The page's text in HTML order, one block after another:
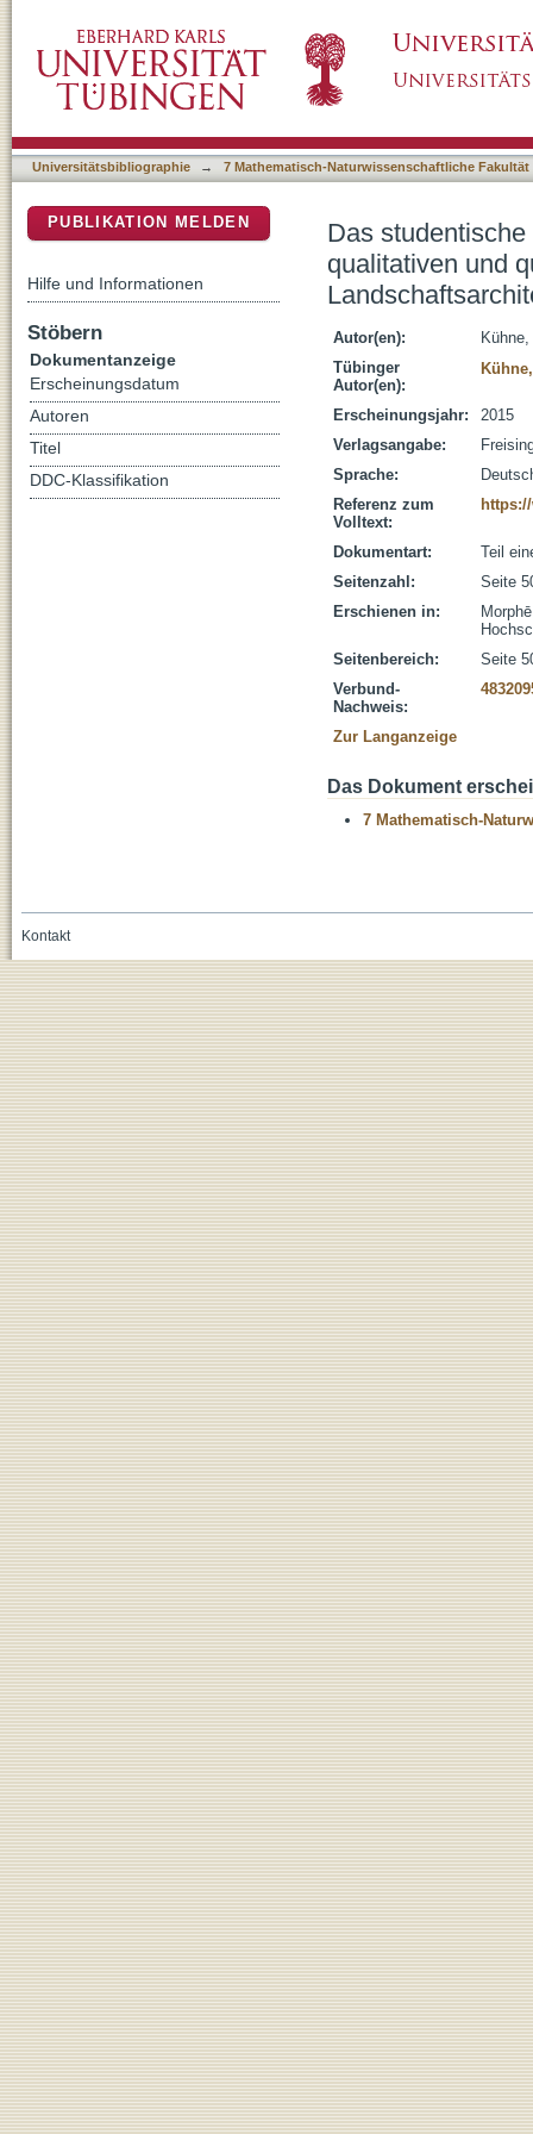
Studie bei Studierenden der Fakultät
Triesdorf
Universitätsbibliographie → 7 Mathematisch-Naturwissenschaftliche Fakultät
Das
qualitativen und
Autor(en):
Tübinger
Autor(en):
Erscheinungsjahr:
2015
Verlagsangabe:
Sprache:
Referenz zum
Volltext:
Dokumentart:
Teil
Seitenzahl:
Seite
Erschienen in:
Seitenbereich:
Seite
Verbund-
Nachweis:
Zur Langanzeige
Das Dokument
7 Mathematisch-
PUBLIKATION MELDEN
Hilfe und Informationen
Stöbern
Dokumentanzeige
Erscheinungsdatum
Autoren
Titel
DDC-Klassifikation
Kontakt